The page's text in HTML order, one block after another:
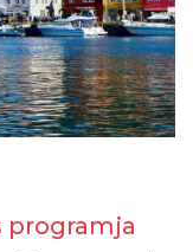
programja